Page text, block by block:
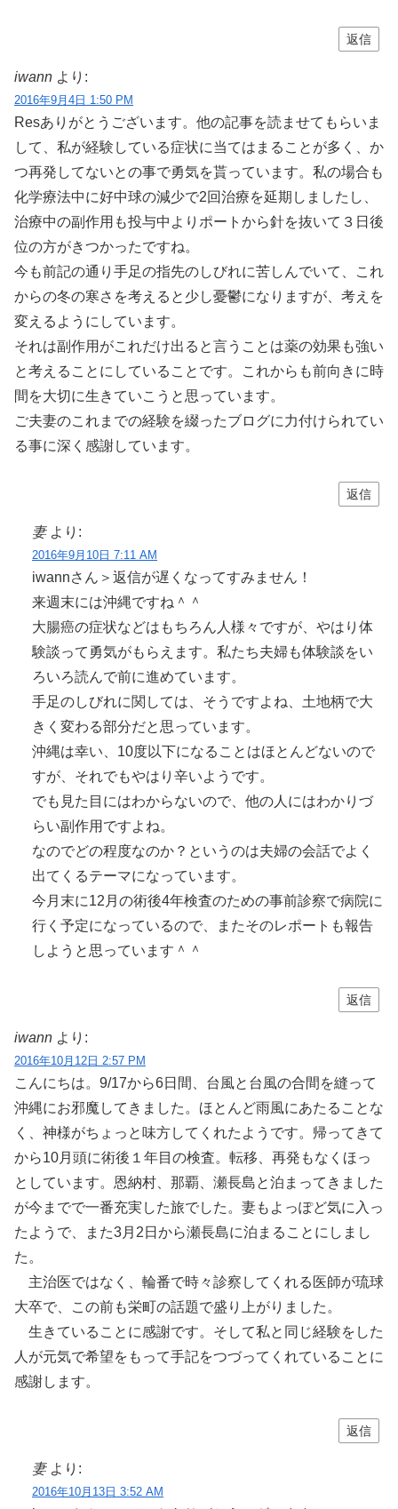
返信
iwann より:
2016年9月4日 1:50 PM
Resありがとうございます。他の記事を読ませてもらいま
して、私が経験している症状に当てはまることが多く、か
つ再発してないとの事で勇気を貰っています。私の場合も
化学療法中に好中球の減少で2回治療を延期しましたし、
治療中の副作用も投与中よりポートから針を抜いて３日後
位の方がきつかったですね。
今も前記の通り手足の指先のしびれに苦しんでいて、これ
からの冬の寒さを考えると少し憂鬱になりますが、考えを
変えるようにしています。
それは副作用がこれだけ出ると言うことは薬の効果も強い
と考えることにしていることです。これからも前向きに時
間を大切に生きていこうと思っています。
ご夫妻のこれまでの経験を綴ったブログに力付けられてい
る事に深く感謝しています。
返信
妻 より:
2016年9月10日 7:11 AM
iwannさん＞返信が遅くなってすみません！
来週末には沖縄ですね＾＾
大腸癌の症状などはもちろん人様々ですが、やはり体
験談って勇気がもらえます。私たち夫婦も体験談をい
ろいろ読んで前に進めています。
手足のしびれに関しては、そうですよね、土地柄で大
きく変わる部分だと思っています。
沖縄は幸い、10度以下になることはほとんどないので
すが、それでもやはり辛いようです。
でも見た目にはわからないので、他の人にはわかりづ
らい副作用ですよね。
なのでどの程度なのか？というのは夫婦の会話でよく
出てくるテーマになっています。
今月末に12月の術後4年検査のための事前診察で病院に
行く予定になっているので、またそのレポートも報告
しようと思っています＾＾
返信
iwann より:
2016年10月12日 2:57 PM
こんにちは。9/17から6日間、台風と台風の合間を縫って
沖縄にお邪魔してきました。ほとんど雨風にあたることな
く、神様がちょっと味方してくれたようです。帰ってきて
から10月頭に術後１年目の検査。転移、再発もなくほっ
としています。恩納村、那覇、瀬長島と泊まってきました
が今までで一番充実した旅でした。妻もよっぽど気に入っ
たようで、また3月2日から瀬長島に泊まることにしまし
た。
主治医ではなく、輪番で時々診察してくれる医師が琉球
大卒で、この前も栄町の話題で盛り上がりました。
生きていることに感謝です。そして私と同じ経験をした
人が元気で希望をもって手記をつづってくれていることに
感謝します。
返信
妻 より:
2016年10月13日 3:52 AM